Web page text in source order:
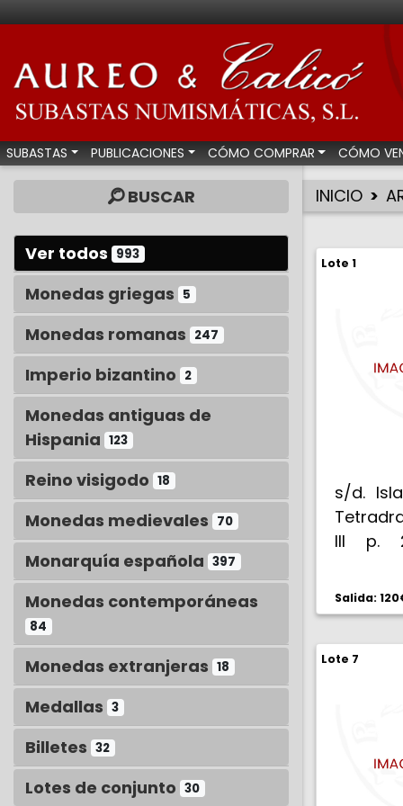
Aureo & Calicó -
SUBASTAS PUBLICACIONES CÓMO COMPRAR CÓMO
BUSCAR
Ver todos 993
Monedas griegas 5
Monedas romanas 247
Imperio bizantino 2
Monedas antiguas de
Hispania 123
Reino visigodo 18
Monedas medievales 70
Monarquía española 397
Monedas contemporáneas
84
Monedas extranjeras 18
Medallas 3
Billetes 32
Lotes de conjunto 30
INICIO
Lote 1
s/d.
III p.
yedra.
Salida:
Lote 7